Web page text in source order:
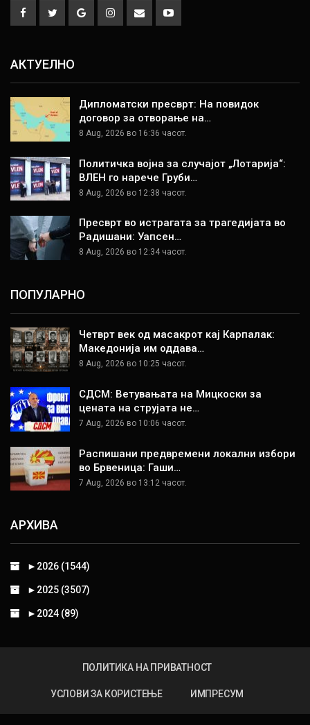
АКТУЕЛНО
Дипломатски пресврт: На повидок
договор за отворање на…
8 Aug, 2026 во 16:36 часот.
Политичка војна за случајот „Лотарија“:
ВЛЕН го нарече Груби…
8 Aug, 2026 во 12:38 часот.
Пресврт во истрагата за трагедијата во
Радишани: Уапсен…
8 Aug, 2026 во 12:34 часот.
ПОПУЛАРНО
Четврт век од масакрот кај Карпалак:
Македонија им оддава…
8 Aug, 2026 во 10:25 часот.
СДСМ: Ветувањата на Мицкоски за
цената на струјата не…
7 Aug, 2026 во 10:06 часот.
Распишани предвремени локални избори
во Брвеница: Гаши…
7 Aug, 2026 во 13:12 часот.
АРХИВА
► 2026 (1544)
► 2025 (3507)
► 2024 (89)
ПОЛИТИКА НА ПРИВАТНОСТ
УСЛОВИ ЗА КОРИСТЕЊЕ ИМПРЕСУМ